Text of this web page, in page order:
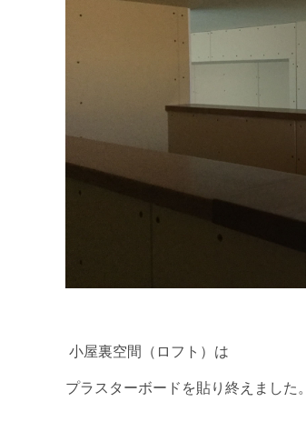
小屋裏空間（ロフト）は
プラスターボードを貼り終えました。